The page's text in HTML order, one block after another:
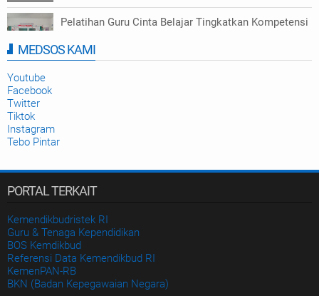
Pelatihan Guru Cinta Belajar Tingkatkan Kompetensi
Disdikbud Kab. Tebo
MEDSOS KAMI
Youtube
Facebook
Twitter
Tiktok
Instagram
Tebo Pintar
PORTAL TERKAIT
Kemendikbudristek RI
Guru & Tenaga Kependidikan
BOS Kemdikbud
Referensi Data Kemendikbud RI
KemenPAN-RB
BKN (Badan Kepegawaian Negara)